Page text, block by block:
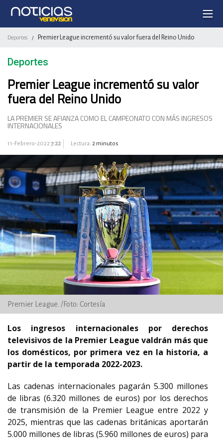
Deportes / Premier League incrementó su valor fuera del Reino Unido
Deportes
Premier League incrementó su valor
fuera del Reino Unido
LA PREMIER SE AFIANZA COMO EL CAMPEONATO CON MÁS INGRESOS
INTERNACIONALES
11-Febrero-20227:22 Lectura: 2 minutos
Premier League. /Foto: Cortesía
Los ingresos internacionales por derechos
televisivos de la Premier League valdrán más que
los domésticos, por primera vez en la historia, a
partir de la temporada 2022-2023.
Las cadenas internacionales pagarán 5.300 millones
de libras (6.320 millones de euros) por los derechos
de transmisión de la Premier League entre 2022 y
2025, mientras que las cadenas británicas aportarán
5.000 millones de libras (5.960 millones de euros) para